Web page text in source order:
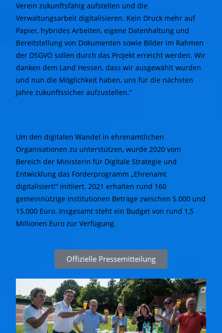
Verein zukunftsfähig aufstellen und die
Verwaltungsarbeit digitalisieren. Kein Druck mehr auf
Papier, hybrides Arbeiten, eigene Datenhaltung und
Bereitstellung von Dokumenten sowie Bilder im Rahmen
der DSGVO sollen durch das Projekt erreicht werden. Wir
danken dem Land Hessen, dass wir ausgewählt wurden
und nun die Möglichkeit haben, uns für die nächsten
Jahre zukunftssicher aufzustellen.“
Um den digitalen Wandel in ehrenamtlichen
Organisationen zu unterstützen, wurde 2020 vom
Bereich der Ministerin für Digitale Strategie und
Entwicklung das Förderprogramm „Ehrenamt
digitalisiert!“ initiiert. 2021 erhalten rund 160
gemeinnützige Institutionen Beträge zwischen 5.000 und
15.000 Euro. Insgesamt steht ein Budget von rund 1,5
Millionen Euro zur Verfügung.
Offizielle Pressemitteilung